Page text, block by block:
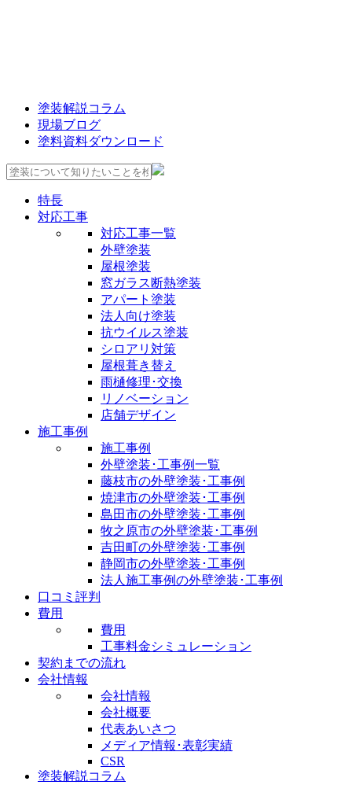
塗装解説コラム
現場ブログ
塗料資料ダウンロード
特長
対応工事
対応工事一覧
外壁塗装
屋根塗装
窓ガラス断熱塗装
アパート塗装
法人向け塗装
抗ウイルス塗装
シロアリ対策
屋根葺き替え
雨樋修理･交換
リノベーション
店舗デザイン
施工事例
施工事例
外壁塗装･工事例一覧
藤枝市の外壁塗装･工事例
焼津市の外壁塗装･工事例
島田市の外壁塗装･工事例
牧之原市の外壁塗装･工事例
吉田町の外壁塗装･工事例
静岡市の外壁塗装･工事例
法人施工事例の外壁塗装･工事例
口コミ評判
費用
費用
工事料金シミュレーション
契約までの流れ
会社情報
会社情報
会社概要
代表あいさつ
メディア情報･表彰実績
CSR
塗装解説コラム